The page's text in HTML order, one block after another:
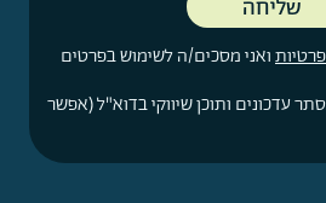
ואני מסכים/ה לשימוש בפרטים
עדכונים ותוכן שיווקי בדוא"ל (אפשר